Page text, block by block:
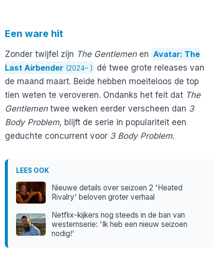
Een ware hit
Zonder twijfel zijn The Gentlemenen Avatar: The
Last Airbender (2024– )
dé twee grote releases van
de maand maart. Beide hebben moeiteloos de top
tien weten te veroveren. Ondanks het feit dat The
Gentlementwee weken eerder verscheen dan 3
Body Problem, blijft de serie in populariteit een
geduchte concurrent voor 3 Body Problem.
LEES OOK
Nieuwe details over seizoen 2 'Heated
Rivalry' beloven groter verhaal
Netflix-kijkers nog steeds in de ban van
westernserie: 'Ik heb een nieuw seizoen
nodig!'